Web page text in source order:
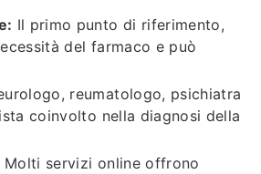
Il primo punto di riferimento,
del farmaco e può
reumatologo, psichiatra
coinvolto nella diagnosi della
Molti servizi online offrono